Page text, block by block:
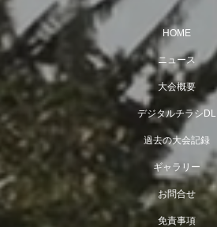
HOME
ニュース
大会概要
デジタルチラシDL
過去の大会記録
ギャラリー
お問合せ
免責事項